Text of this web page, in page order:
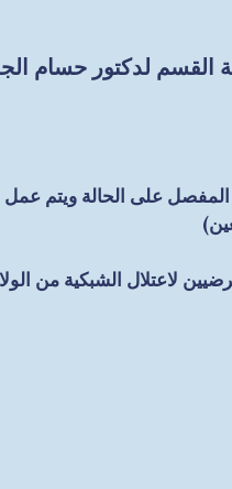
على الحالة ويتم عمل
لاعتلال الشبكية من